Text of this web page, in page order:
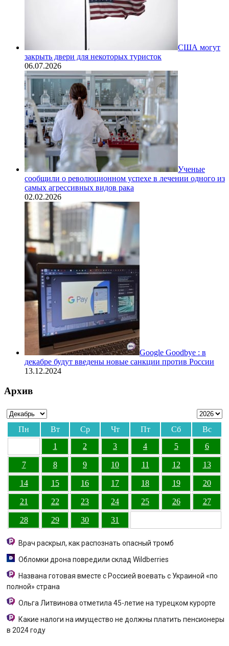
США могут
закрыть двери для некоторых туристок
06.07.2026
Ученые
сообщили о революционном успехе в лечении одного из
самых агрессивных видов рака
02.02.2026
Google Goodbye : в
декабре будут введены новые санкции против России
13.12.2024
Архив
Пн Вт Ср Чт Пт Сб
Вс
1
2 3 4 5 6
7 8 9 10 11 12 13
14 15 16 17 18 19 20
21 22 23 24 25 26 27
28 29 30 31
Врач раскрыл, как распознать опасный тромб
Обломки дрона повредили склад Wildberries
Названа готовая вместе с Россией воевать с Украиной «по
полной» страна
Ольга Литвинова отметила 45-летие на турецком курорте
Какие налоги на имущество не должны платить пенсионеры
в 2024 году